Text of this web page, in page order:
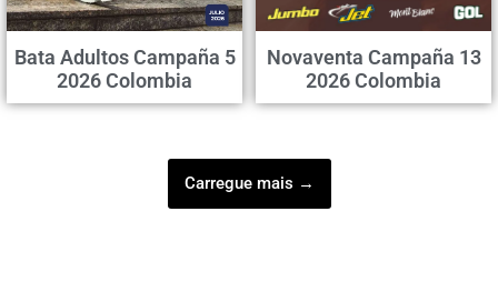
Bata Adultos Campaña 5
2026 Colombia
Novaventa Campaña 13
2026 Colombia
Carregue mais →